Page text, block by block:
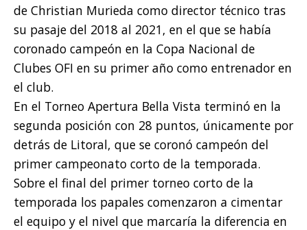
de Christian Murieda como director técnico tras
su pasaje del 2018 al 2021, en el que se había
coronado campeón en la Copa Nacional de
Clubes OFI en su primer año como entrenador en
el club.
En el Torneo Apertura Bella Vista terminó en la
segunda posición con 28 puntos, únicamente por
detrás de Litoral, que se coronó campeón del
primer campeonato corto de la temporada.
Sobre el final del primer torneo corto de la
temporada los papales comenzaron a cimentar
el equipo y el nivel que marcaría la diferencia en